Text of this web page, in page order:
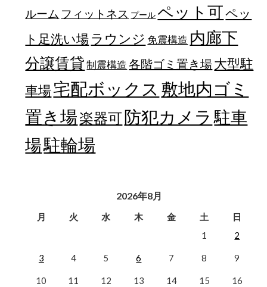
ルーム フィットネス プール ペット可ペッ
ト足洗い場 ラウンジ 免震構造 内廊下
分譲賃貸 制震構造 各階ゴミ置き場大型駐
車場宅配ボックス 敷地内ゴミ
置き場楽器可防犯カメラ 駐車
場駐輪場
2026年8月
月 火 水 木 金 土
日
1
2
3 4 5 6 7 8 9
10 11 12 13 14 15 16